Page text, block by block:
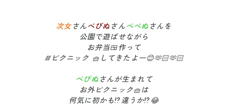
次女さんべびぬ さんべべぬ さんを
公園で遊ばせながら
お弁当🍱作って
#ピクニック 🧺してきたよー😊🫶🏻🫶🏻
べびぬ さんが生まれて
お外ピクニック🧺は
何気に初かも⁉️違うか⁉️😂